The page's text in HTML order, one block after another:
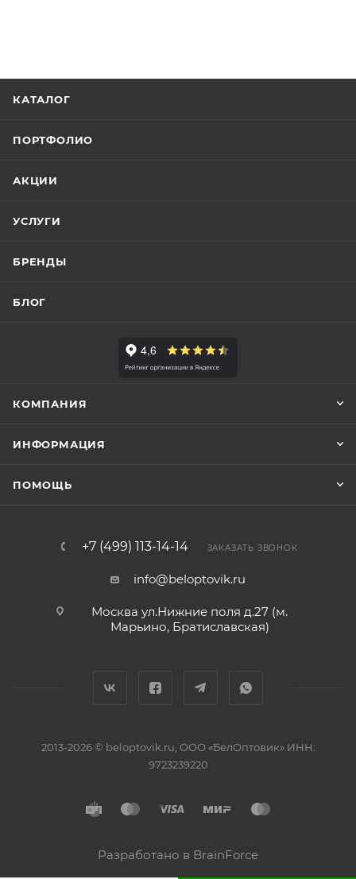
КАТАЛОГ
ПОРТФОЛИО
АКЦИИ
УСЛУГИ
БРЕНДЫ
БЛОГ
КОМПАНИЯ
ИНФОРМАЦИЯ
ПОМОЩЬ
+7 (499) 113-14-14 ЗАКАЗАТЬ ЗВОНОК
info@beloptovik.ru
Москва ул.Нижние поля д.27 (м.
Марьино, Братиславская)
2013-2026 © beloptovik.ru, ООО «БелОптовик» ИНН:
9723239220
Разработано в BrainForce